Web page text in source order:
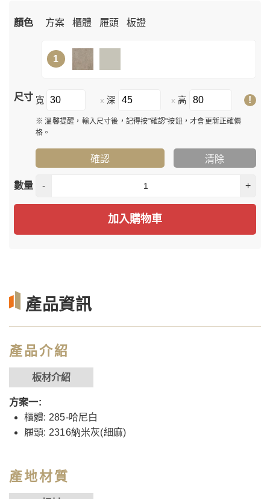
顏色 方案 櫃體 屜頭 板證
1
尺寸 寬 x 深 x 高 !
※ 溫馨提醒，輸入尺寸後，記得按"確認"按鈕，才會更新正確價
格。
確認 清除
數量 - +
加入購物車
產品資訊
產品介紹
板材介紹
方案一:
櫃體: 285-哈尼白
屜頭: 2316納米灰(細麻)
產地材質